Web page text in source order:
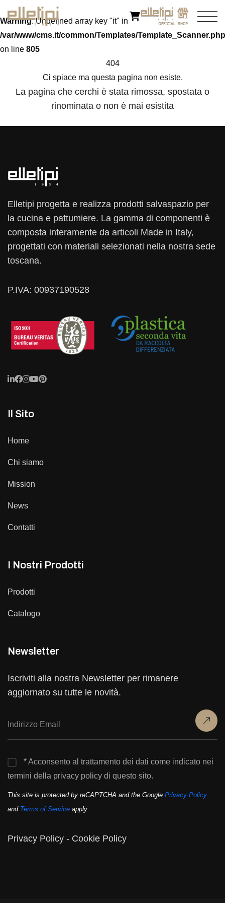
Warning: Undefined array key "it" in
/var/www/cms.it/common/Templates/Template_Scanner.php
on line 805
404
Ci spiace ma questa pagina non esiste.
La pagina che cerchi è stata rimossa, spostata o
rinominata o non è mai esistita
Elletipi progetta e realizza prodotti salvaspazio per
la cucina e pattumiere. La gamma di componenti è
composta interamente da articoli Made in Italy,
progettati con materiali selezionati nella nostra sede
toscana.
P.IVA: 00937190528
Il Sito
Home
Chi siamo
Mission
News
Contatti
I Nostri Prodotti
Prodotti
Catalogo
Newsletter
Iscriviti alla nostra Newsletter per rimanere
aggiornato su tutte le novità.
* Acconsento al trattamento dei dati come indicato nei
termini della privacy policy di questo sito.
This site is protected by reCAPTCHA and the Google Privacy Policy
and Terms of Service apply.
Privacy Policy - Cookie Policy